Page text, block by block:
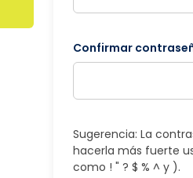
Confirmar
Sugerencia: La
hacerla más fuerte
como ! " ? $ % ^ y ).